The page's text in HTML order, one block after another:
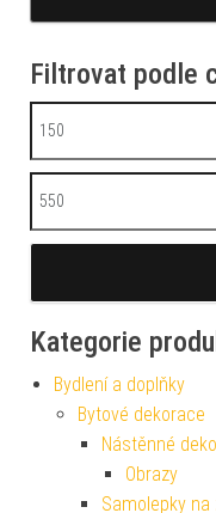
Filtrovat podle
Minimální cena
Maximální cena
Kategorie
Bydlení a doplňky
Bytové dekorace
Nástěnné
Obrazy
Samolepky na